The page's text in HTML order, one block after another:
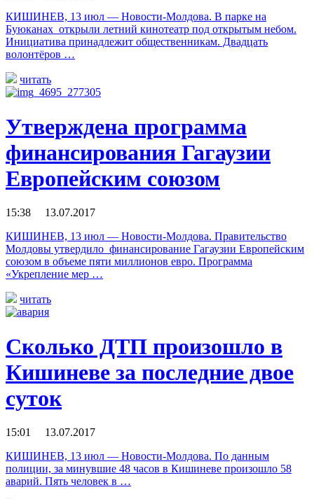
КИШИНЕВ, 13 июл — Новости-Молдова. В парке на
Буюканах открыли летний кинотеатр под открытым небом.
Инициатива принадлежит общественникам. Двадцать
волонтёров …
читать
Утверждена программа
финансирования Гагаузии
Европейским союзом
15:38 13.07.2017
КИШИНЕВ, 13 июл — Новости-Молдова. Правительство
Молдовы утвердило финансирование Гагаузии Европейским
союзом в объеме пяти миллионов евро. Программа
«Укрепление мер …
читать
Сколько ДТП произошло в
Кишиневе за последние двое
суток
15:01 13.07.2017
КИШИНЕВ, 13 июл — Новости-Молдова. По данным
полиции, за минувшие 48 часов в Кишиневе произошло 58
аварий. Пять человек в …